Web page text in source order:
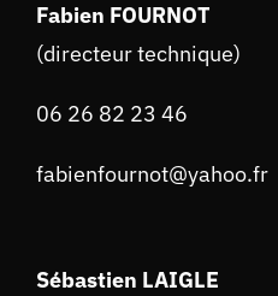
Fabien FOURNOT
(directeur technique)
06 26 82 23 46
fabienfournot@yahoo.fr
Sébastien LAIGLE